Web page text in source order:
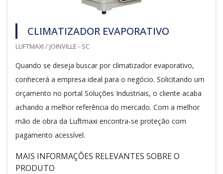
CLIMATIZADOR EVAPORATIVO
LUFTMAXI / JOINVILLE - SC
Quando se deseja buscar por climatizador evaporativo,
conhecerá a empresa ideal para o negócio. Solicitando um
orçamento no portal Soluções Industriais, o cliente acaba
achando a melhor referência do mercado. Com a melhor
mão de obra da Luftmaxi encontra-se proteção com
pagamento acessível.
MAIS INFORMAÇÕES RELEVANTES SOBRE O
PRODUTO